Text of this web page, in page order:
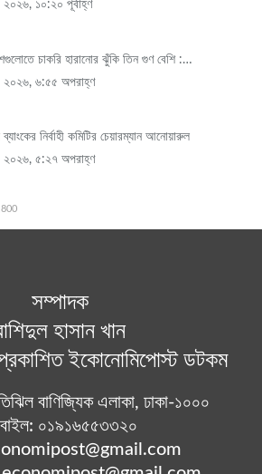
১০:২০ পূর্বাহ্ণ
চাকরি হারানোর ঝুঁকি তিন গুণ বেশি :…
৬:৫৫ অপরাহ্ণ
ব্যাংকের নির্বাহী কমিটির চেয়ারম্যান আনোয়ারুল
৫:২৭ অপরাহ্ণ
সম্পাদক
হাসান খান
ইকোনোমিপোস্ট ডটকম
বাণিজ্যিক এলাকা, ঢাকা-১০০০
০১৯১৬৫৫৩৩২০